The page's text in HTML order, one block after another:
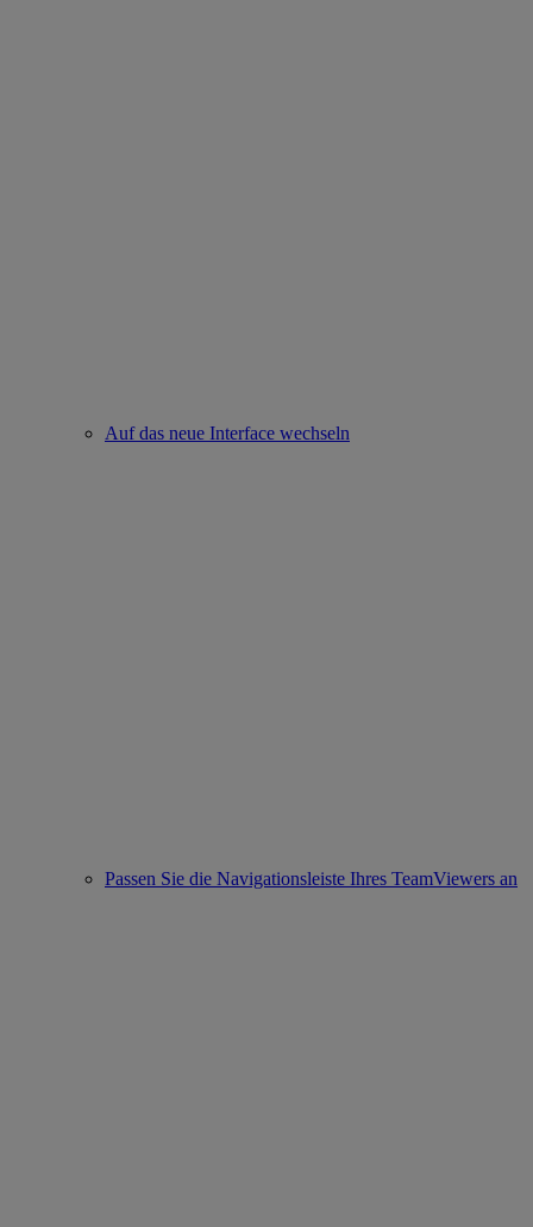
Auf das neue Interface wechseln
Passen Sie die Navigationsleiste Ihres TeamViewers an